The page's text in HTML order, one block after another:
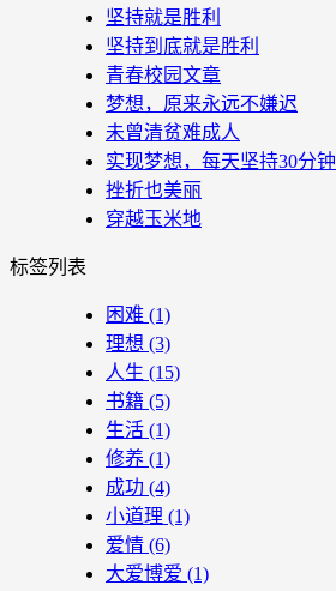
坚持就是胜利
坚持到底就是胜利
青春校园文章
梦想，原来永远不嫌迟
未曾清贫难成人
实现梦想，每天坚持30分钟
挫折也美丽
穿越玉米地
标签列表
困难 (1)
理想 (3)
人生 (15)
书籍 (5)
生活 (1)
修养 (1)
成功 (4)
小道理 (1)
爱情 (6)
大爱博爱 (1)